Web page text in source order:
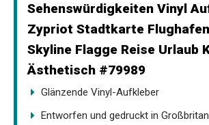
Sehenswürdigkeiten Vinyl
Zypriot Stadtkarte
Skyline Flagge Reise Urlaub
Ästhetisch #79989
Glänzende Vinyl-Aufkleber
Entworfen und gedruckt in